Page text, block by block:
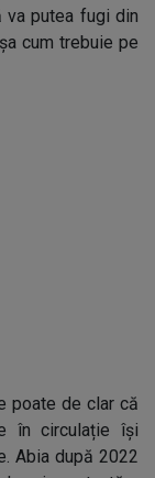
va putea fugi din
cum trebuie pe
poate de clar că
în circulație își
Abia după 2022